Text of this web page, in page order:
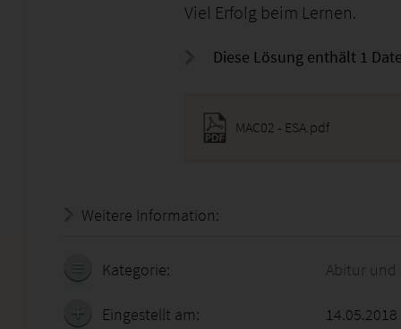
Viel Erfolg beim Lernen.
Diese Lösung enthält 1
MAC02 - ESA.pdf
Weitere Information:
Kategorie: Abitur und
Eingestellt am: